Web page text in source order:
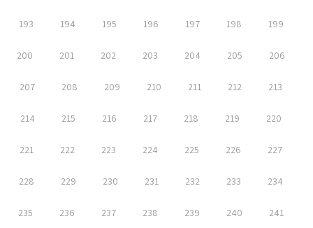
193 194 195 196 197 198 199
200 201 202 203 204 205 206
207 208 209 210 211 212 213
214 215 216 217 218 219 220
221 222 223 224 225 226 227
228 229 230 231 232 233 234
235 236 237 238 239 240 241